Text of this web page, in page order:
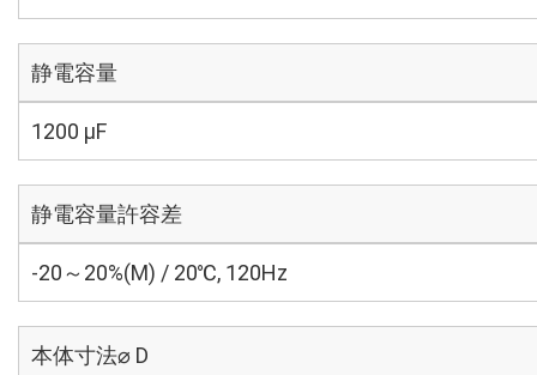
静電容量
1200 µF
静電容量許容差
-20～20%(M) / 20℃, 120Hz
本体寸法⌀ D